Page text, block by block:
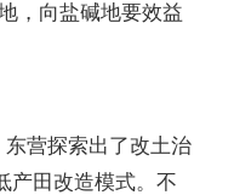
，向盐碱地要效益
营探索出了改土治
产田改造模式。不